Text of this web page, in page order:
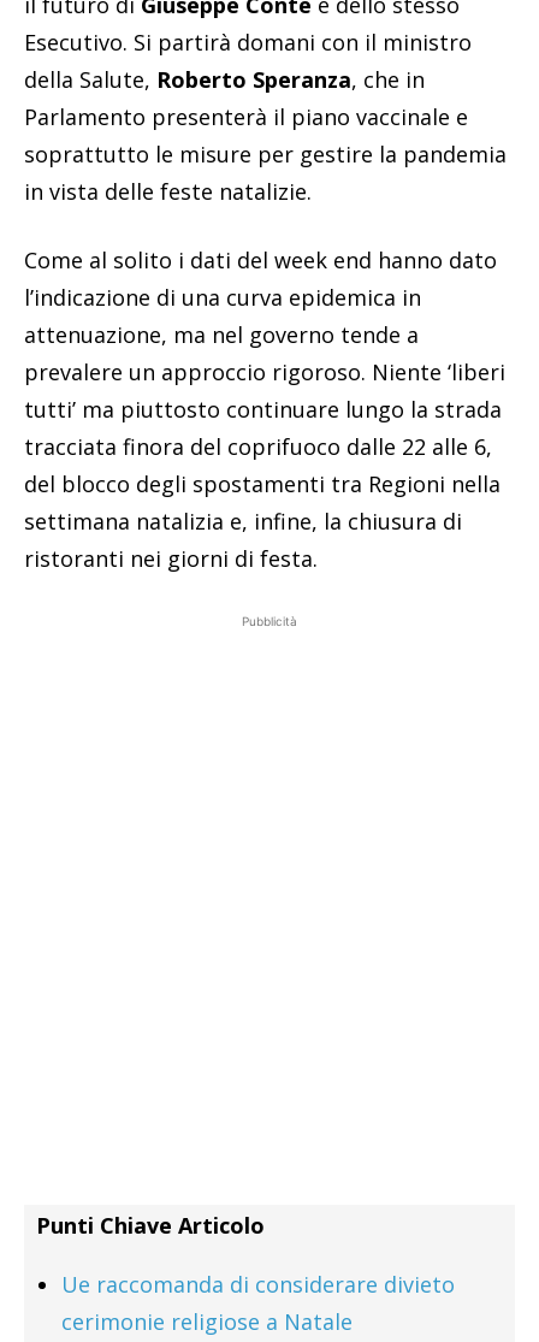
Esecutivo. Si partirà domani con il ministro
della Salute, Roberto Speranza, che in
Parlamento presenterà il piano vaccinale e
soprattutto le misure per gestire la pandemia
in vista delle feste natalizie.
Come al solito i dati del week end hanno dato
l’indicazione di una curva epidemica in
attenuazione, ma nel governo tende a
prevalere un approccio rigoroso. Niente ‘liberi
tutti’ ma piuttosto continuare lungo la strada
tracciata finora del coprifuoco dalle 22 alle 6,
del blocco degli spostamenti tra Regioni nella
settimana natalizia e, infine, la chiusura di
ristoranti nei giorni di festa.
Pubblicità
Punti Chiave Articolo
Ue raccomanda di considerare divieto
cerimonie religiose a Natale